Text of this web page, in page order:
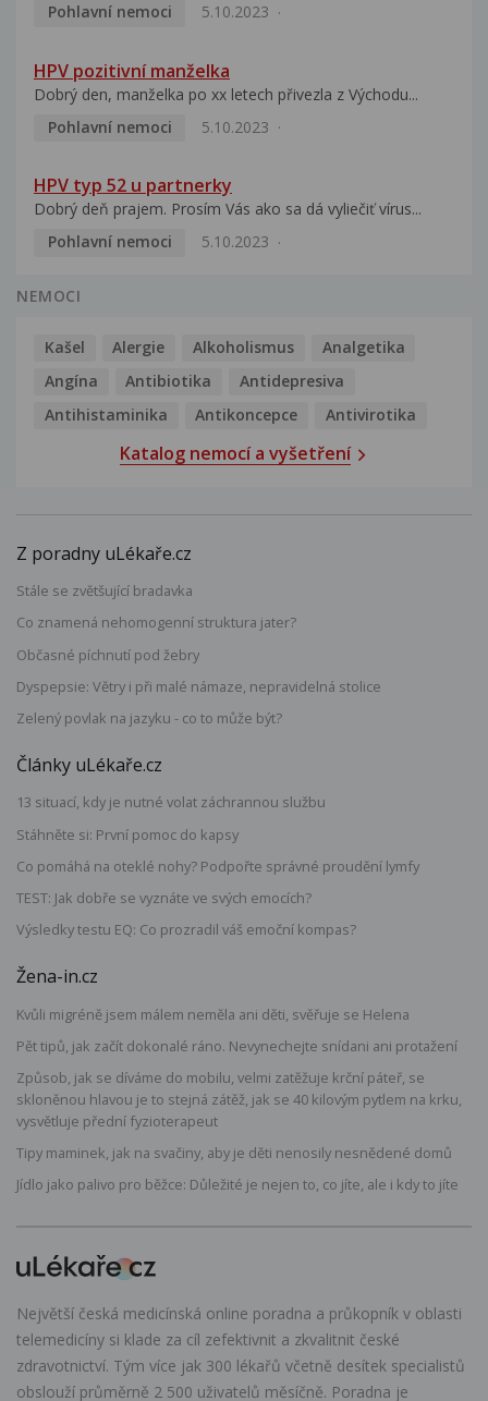
Pohlavní nemoci
5.10.2023
HPV pozitivní manželka
Dobrý den, manželka po xx letech přivezla z Východu...
Pohlavní nemoci
5.10.2023
HPV typ 52 u partnerky
Dobrý deň prajem. Prosím Vás ako sa dá vyliečiť vírus...
Pohlavní nemoci
5.10.2023
NEMOCI
Kašel Alergie Alkoholismus
Analgetika
Angína
Antibiotika
Antidepresiva
Antihistaminika
Antikoncepce Antivirotika
Katalog nemocí a vyšetření
Z poradny uLékaře.cz
Stále se zvětšující bradavka
Co znamená nehomogenní struktura jater?
Občasné píchnutí pod žebry
Dyspepsie: Větry i při malé námaze, nepravidelná stolice
Zelený povlak na jazyku - co to může být?
Články uLékaře.cz
13 situací, kdy je nutné volat záchrannou službu
Stáhněte si: První pomoc do kapsy
Co pomáhá na oteklé nohy? Podpořte správné proudění lymfy
TEST: Jak dobře se vyznáte ve svých emocích?
Výsledky testu EQ: Co prozradil váš emoční kompas?
Žena-in.cz
Kvůli migréně jsem málem neměla ani děti, svěřuje se Helena
Pět tipů, jak začít dokonalé ráno. Nevynechejte snídani ani protažení
Způsob, jak se díváme do mobilu, velmi zatěžuje krční páteř, se
skloněnou hlavou je to stejná zátěž, jak se 40 kilovým pytlem na krku,
vysvětluje přední fyzioterapeut
Tipy maminek, jak na svačiny, aby je děti nenosily nesnědené domů
Jídlo jako palivo pro běžce: Důležité je nejen to, co jíte, ale i kdy to jíte
Největší česká medicínská online poradna a průkopník v oblasti
telemedicíny si klade za cíl zefektivnit a zkvalitnit české
zdravotnictví. Tým více jak 300 lékařů včetně desítek specialistů
obslouží průměrně 2 500 uživatelů měsíčně. Poradna je